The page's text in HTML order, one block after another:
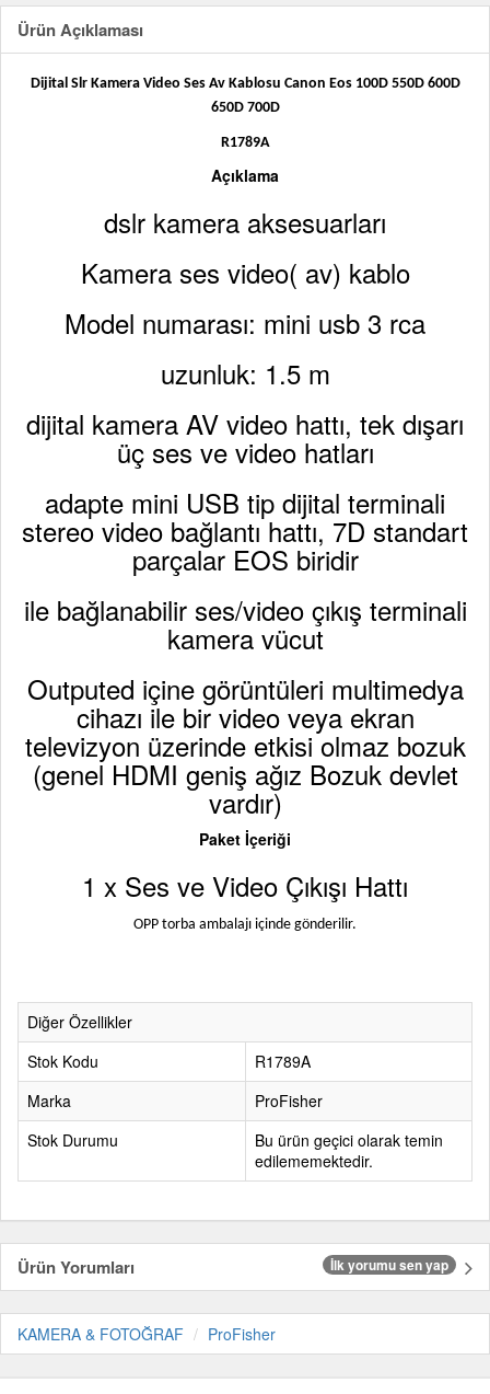
Ürün Açıklaması
Dijital Slr Kamera Video Ses Av Kablosu Canon Eos 100D 550D 600D
650D 700D
R1789A
Açıklama
dslr kamera aksesuarları
Kamera ses video( av) kablo
Model numarası: mini usb 3 rca
uzunluk: 1.5 m
dijital kamera AV video hattı, tek dışarı
üç ses ve video hatları
adapte mini USB tip dijital terminali
stereo video bağlantı hattı, 7D standart
parçalar EOS biridir
ile bağlanabilir ses/video çıkış terminali
kamera vücut
Outputed içine görüntüleri multimedya
cihazı ile bir video veya ekran
televizyon üzerinde etkisi olmaz bozuk
(genel HDMI geniş ağız Bozuk devlet
vardır)
Paket İçeriği
1 x Ses ve Video Çıkışı Hattı
OPP torba ambalajı içinde gönderilir.
Diğer Özellikler
Stok Kodu
R1789A
Marka
ProFisher
Stok Durumu
Bu ürün geçici olarak temin
edilememektedir.
Ürün Yorumları İlk yorumu sen yap
KAMERA & FOTOĞRAF ProFisher